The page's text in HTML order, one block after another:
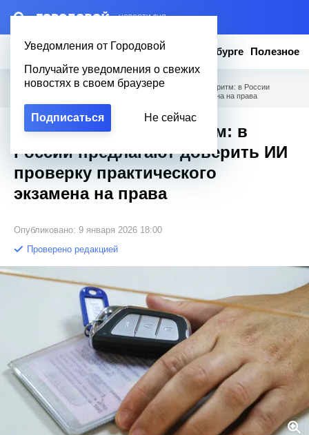
– НОВОСТИ ДНЯ
Уведомления от Городовой
Получайте уведомления о свежих
новостях в своем браузере
Подписаться Не сейчас
Новости Эксклюзив Вопросы о Петербурге Полезное
Городовой Новости Петербурга / Не инспектор, а алгоритм: в России
предлагают доверить ИИ проверку практического экзамена на права
Не инспектор, а алгоритм: в
России предлагают доверить ИИ
проверку практического
экзамена на права
Опубликовано: 9 января 2026 18:00
Проверено редакцией